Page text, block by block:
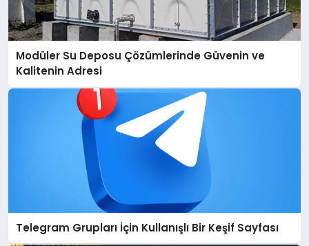
Modüler Su Deposu Çözümlerinde Güvenin ve
Kalitenin Adresi
Telegram Grupları İçin Kullanışlı Bir Keşif Sayfası